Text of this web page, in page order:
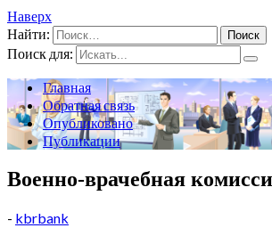
Наверх
Найти:
Поиск для:
Главная
Обратная связь
Опубликовано
Публикации
Военно-врачебная
- kbrbank